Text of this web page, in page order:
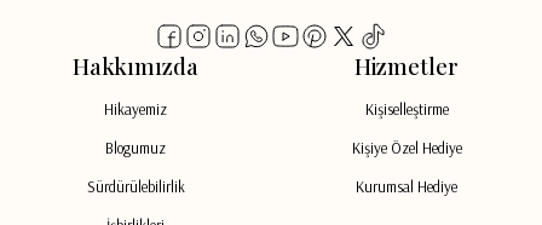
Hakkımızda
Hikayemiz
Blogumuz
Sürdürülebilirlik
Hizmetler
Kişiselleştirme
Kişiye Özel Hediye
Kurumsal Hediye